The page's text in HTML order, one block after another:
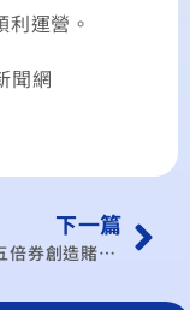
運營。
聞網
下一篇
中經院：五倍券創造賭資效應